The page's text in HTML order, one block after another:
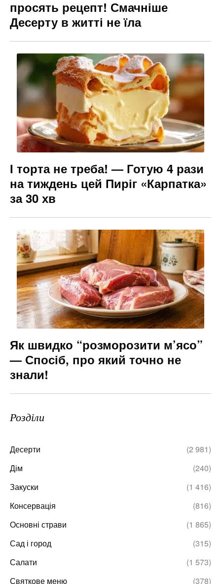
просять рецепт! Смачніше
Десерту в житті не їла
І торта не треба! — Готую 4 рази
на тиждень цей Пиріг «Карпатка»
за 30 хв
Як швидко “розморозити м’ясо”
— Спосіб, про який точно не
знали!
Розділи
Десерти
(2 981)
Дім
(240)
Закуски
(1 416)
Консервація
(816)
Основні страви
(1 865)
Сад і город
(315)
Салати
(1 573)
Святкове меню
(378)